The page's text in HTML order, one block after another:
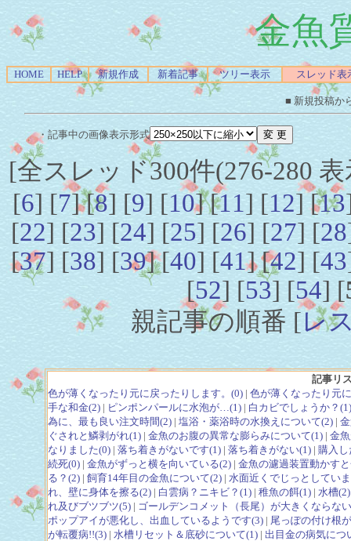
金魚
HOME HELP 新規作成 新着記事 ツリー表示 スレッド表
■ 新規投稿か
・記事中の画像表示形式
[全スレッド300件(276-280
[6] [7] [8] [9] [10] [11] [12] [13
[22] [23] [24] [25] [26] [27] [28
[37] [38] [39] [40] [41] [42] [43
[52] [53] [54] [
親記事の順番 [レ
記事リ
色が薄くなったり元に戻ったりします。(0) |色が薄くなったり元
手な和金(2) | ピンポンパールに水泡が…(1) | 白カビでしょうか？
為に、最も良い注文時間(2) |塩浴・薬浴時の水換えについて(2) |
ぐされと鱗剥がれ(1) |金魚のお腹の異常な膨らみについて(1) |金
なりました(0) |落ち着きがないです(1) |落ち着きがない(1) | 購入
続死(0) |金魚がずっと横を向いている(2) |金魚の濾過装置動かす
る？(2) |飼育14年目の金魚について(2) | 水面近くでじっとしてい
れ、壁に身体を擦る(2) | 白雲病？ニキビ？(1) |稚魚の餌(1) | 水槽(2)
れ及びブツブツ(5) | ゴールデンコメット（長尾）が大きくならな
ポップアイが悪化し、出血しているようです(3) | 尾っぽの付け根
が転覆病!!(3) | 水槽リセット＆底砂について(1) |出目金の病気につ